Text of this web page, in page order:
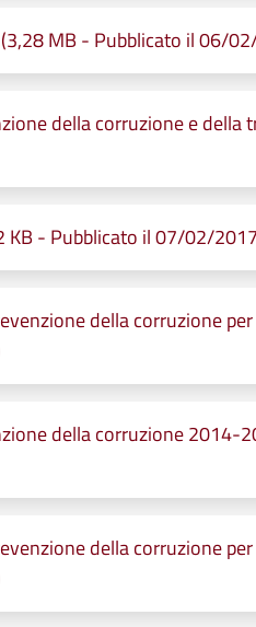
MB - Pubblicato il 06/
della corruzione e della
KB - Pubblicato il 07/02/
della corruzione
della corruzione 2014-
della corruzione